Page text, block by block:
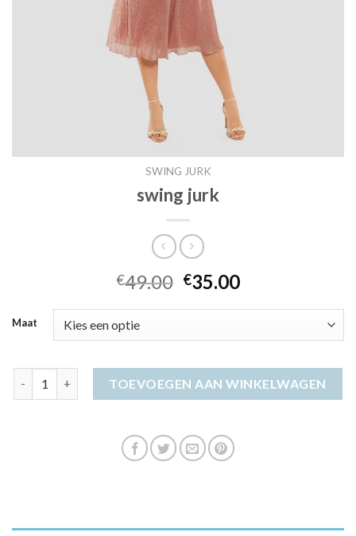
SWING JURK
swing jurk
€49.00 €35.00
Maat
TOEVOEGEN AAN WINKELWAGEN